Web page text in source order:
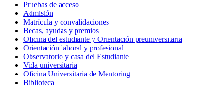
Pruebas de acceso
Admisión
Matrícula y convalidaciones
Becas, ayudas y premios
Oficina del estudiante y Orientación preuniversitaria
Orientación laboral y profesional
Observatorio y casa del Estudiante
Vida universitaria
Oficina Universitaria de Mentoring
Biblioteca